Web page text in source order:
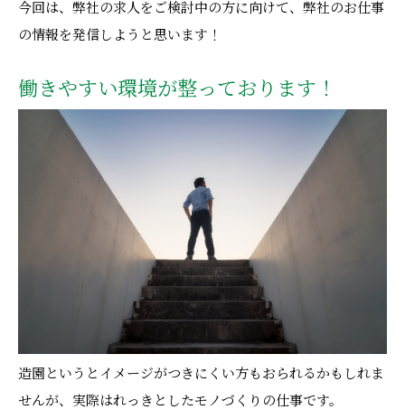
今回は、弊社の求人をご検討中の方に向けて、弊社のお仕事
の情報を発信しようと思います！
働きやすい環境が整っております！
造園というとイメージがつきにくい方もおられるかもしれま
せんが、実際はれっきとしたモノづくりの仕事です。